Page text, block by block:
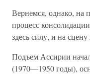
Вернемся, однако, на
процесс
здесь силу, и на
Подъем Ассирии
(1970—1950 годы),